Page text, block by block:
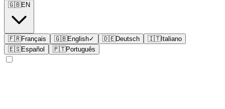
🇬🇧EN
🇫🇷Français 🇬🇧English✓ 🇩🇪Deutsch 🇮🇹Italiano
🇪🇸Español 🇵🇹Português